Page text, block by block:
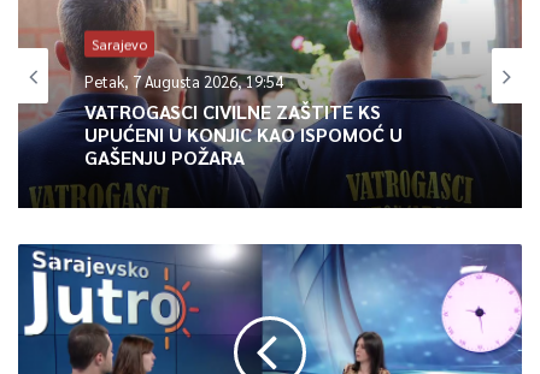
neko ko će se pojaviti samo kada se pojavi problem, tek tada
možemo govoriti o progresu i društvu u kojem se bavimo
mentalnim zdravljem stanovništva.Trenutno ne postoji takva
podrška.
kao društvo prolazimo kroz mnoge nedaće i krize, a ne
postoji psihološka krizna intervencija.
– Nove generacije i mladi ljudi su spremni tražiti stručnu
podršku i pomoć, odnosno baviti se mentalnim zdravljem.
Međutim, kada nemate dostupnost stručnjaka i jedan društveni
konteks koji će kroz sve strukture pobrinut se za dostupnost
Sarajevo
Petak, 7 Augusta 2026, 19:54
VATROGASCI CIVILNE ZAŠTITE KS
UPUĆENI U KONJIC KAO ISPOMOĆ U
GAŠENJU POŽARA